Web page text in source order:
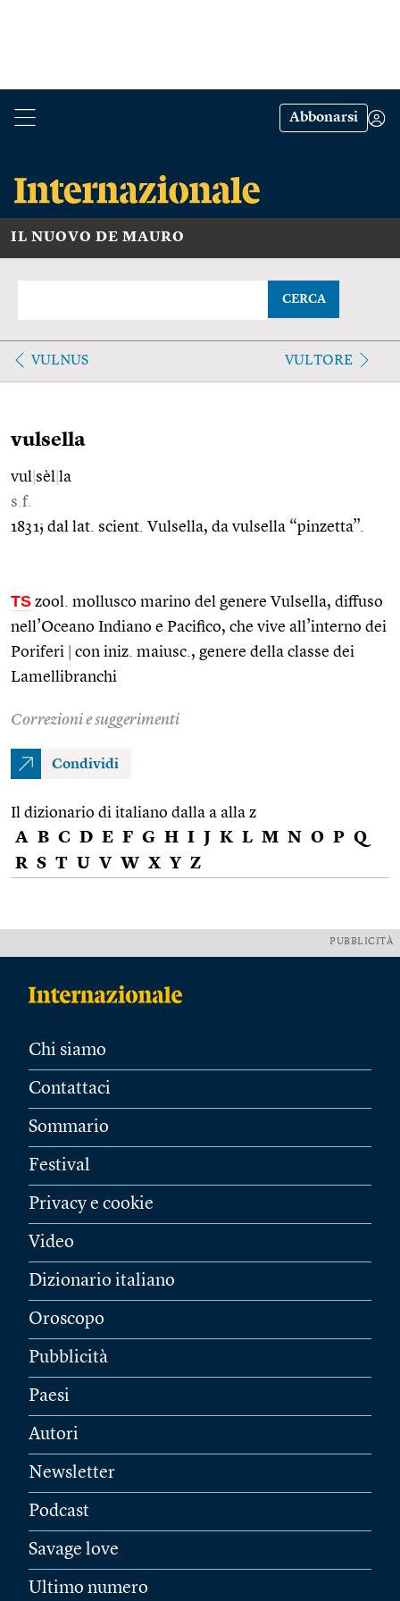
Abbonarsi
IL NUOVO DE MAURO
CERCA
VULNUS VULTORE
vulsella
vul sèl la
s.f.
1831; dal lat. scient. Vulsella, da vulsella “pinzetta”.
TS zool. mollusco marino del genere Vulsella, diffuso
nell’Oceano Indiano e Pacifico, che vive all’interno dei
Poriferi
con iniz. maiusc., genere della classe dei
Lamellibranchi
Correzioni e suggerimenti
Condividi
Il dizionario di italiano dalla a alla z
A B C D E F G H I J K L M N O P Q
R S T U V W X Y Z
PUBBLICITÀ
Chi siamo
Contattaci
Sommario
Festival
Privacy e cookie
Video
Dizionario italiano
Oroscopo
Pubblicità
Paesi
Autori
Newsletter
Podcast
Savage love
Ultimo numero